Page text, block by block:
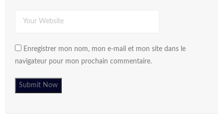
Enregistrer mon nom, mon e-mail et mon site dans le
navigateur pour mon prochain commentaire.